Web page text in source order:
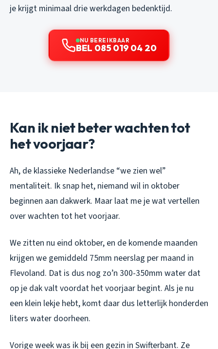
je krijgt minimaal drie werkdagen bedenktijd.
NU BEREIKBAAR
BEL 085 019 04 20
Kan ik niet beter wachten tot
het voorjaar?
Ah, de klassieke Nederlandse “we zien wel”
mentaliteit. Ik snap het, niemand wil in oktober
beginnen aan dakwerk. Maar laat me je wat vertellen
over wachten tot het voorjaar.
We zitten nu eind oktober, en de komende maanden
krijgen we gemiddeld 75mm neerslag per maand in
Flevoland. Dat is dus nog zo’n 300-350mm water dat
op je dak valt voordat het voorjaar begint. Als je nu
een klein lekje hebt, komt daar dus letterlijk honderden
liters water doorheen.
Vorige week was ik bij een gezin in Swifterbant. Ze